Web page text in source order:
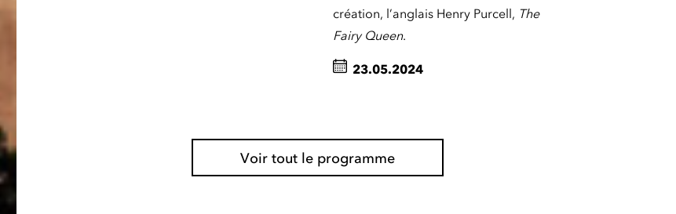
création, l’anglais Henry Purcell, The
Fairy Queen.
23.05.2024
Voir tout le programme